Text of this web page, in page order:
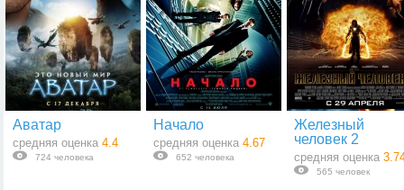
Аватар
средняя оценка 4.4
724 человека
Начало
средняя оценка 4.67
652 человека
Железный
человек 2
средняя оценка
565 человек